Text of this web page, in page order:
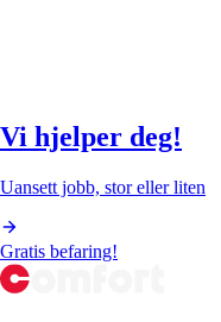
Vi hjelper deg!
Uansett jobb, stor eller liten
Gratis befaring!